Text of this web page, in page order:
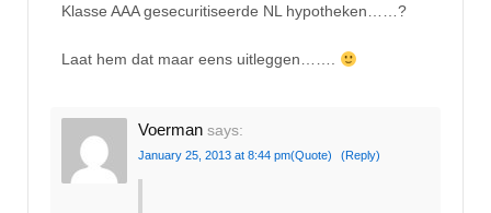
Klasse AAA gesecuritiseerde NL hypotheken……?
Laat hem dat maar eens uitleggen…….
Voerman says:
January 25, 2013 at 8:44 pm(Quote) (Reply)